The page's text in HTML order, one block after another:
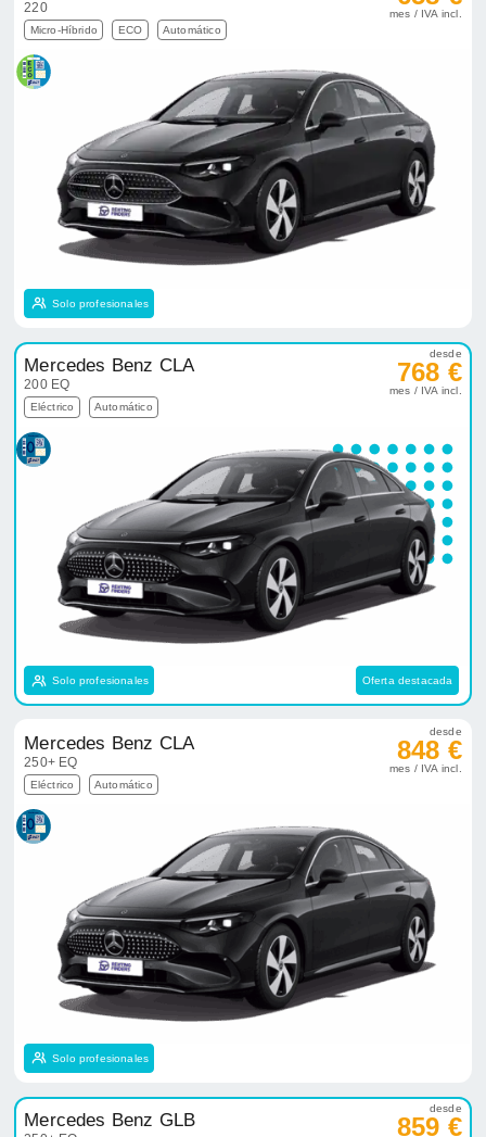
220
Micro-Híbrido ECO Automático
mes / IVA incl.
Solo profesionales
Mercedes Benz CLA
200 EQ
Eléctrico Automático
desde
768 €
mes / IVA incl.
Solo profesionales Oferta destacada
Mercedes Benz CLA
250+ EQ
Eléctrico Automático
desde
848 €
mes / IVA incl.
Solo profesionales
Mercedes Benz GLB
desde
859 €